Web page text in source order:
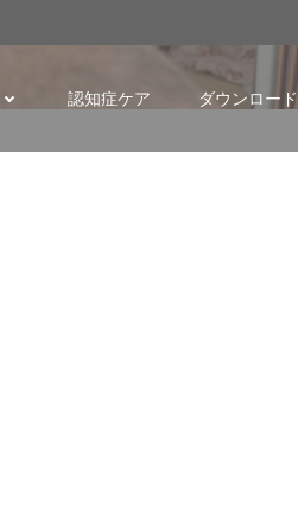
認知症ケア ダウンロード